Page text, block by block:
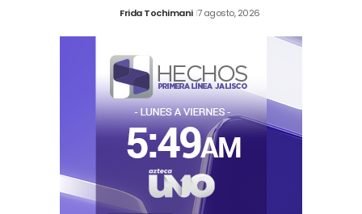
Frida Tochimani 7 agosto, 2026